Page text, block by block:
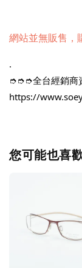
網站並無販售，
.
➮➮➮全台經銷
https://
您可能也喜